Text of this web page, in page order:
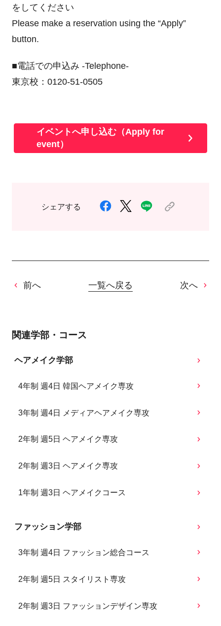
をしてください
Please make a reservation using the “Apply”
button.
■電話での申込み -Telephone-
東京校：0120-51-0505
イベントへ申し込む（Apply for
event）
シェアする
前へ 一覧へ戻る 次へ
関連学部・コース
ヘアメイク学部
4年制 週4日 韓国ヘアメイク専攻
3年制 週4日 メディアヘアメイク専攻
2年制 週5日 ヘアメイク専攻
2年制 週3日 ヘアメイク専攻
1年制 週3日 ヘアメイクコース
ファッション学部
3年制 週4日 ファッション総合コース
2年制 週5日 スタイリスト専攻
2年制 週3日 ファッションデザイン専攻